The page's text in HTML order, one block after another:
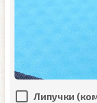
Липучки